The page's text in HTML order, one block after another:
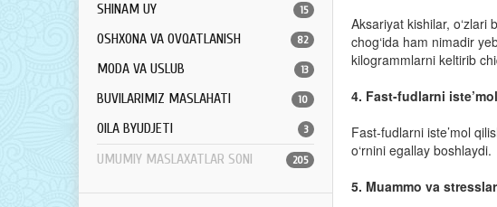
SHINAM UY 15
OSHXONA VA OVQATLANISH 82
MODA VA USLUB 13
BUVILARIMIZ MASLAHATI 10
OILA BYUDJETI 3
UMUMIY MASLAXATLAR SONI 205
Aksariyat kishilar,
chog‘ida ham nimadir
kilogrammlarni keltirib
4. Fast-fudlarni
Fast-fudlarni iste’mol
o‘rnini egallay boshlaydi.
5. Muammo va